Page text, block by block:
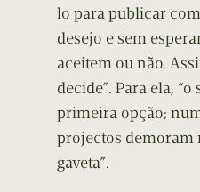
lo para publicar
desejo e sem
aceitem ou não.
decide”. Para ela,
primeira opção;
projectos demoram
gaveta”.